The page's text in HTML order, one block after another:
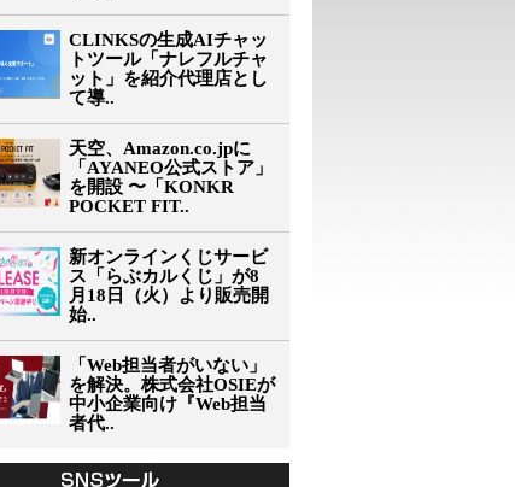
CLINKSの生成AIチャッ
トツール「ナレフルチャ
ット」を紹介代理店とし
て導..
天空、Amazon.co.jpに
「AYANEO公式ストア」
を開設 〜「KONKR
POCKET FIT..
新オンラインくじサービ
ス「らぶカルくじ」が8
月18日（火）より販売開
始..
「Web担当者がいない」
を解決。株式会社OSIEが
中小企業向け『Web担当
者代..